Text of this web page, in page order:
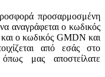
προσαρμοσμένη
αναγράφεται ο κωδικός
ο κωδικός GMDN και
από εσάς στο
μας αποστείλατε